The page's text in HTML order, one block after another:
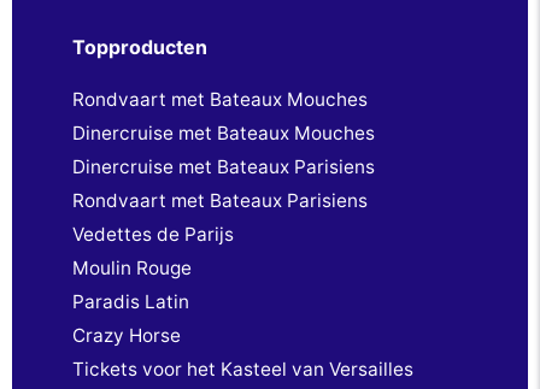
Topproducten
Rondvaart met Bateaux Mouches
Dinercruise met Bateaux Mouches
Dinercruise met Bateaux Parisiens
Rondvaart met Bateaux Parisiens
Vedettes de Parijs
Moulin Rouge
Paradis Latin
Crazy Horse
Tickets voor het Kasteel van Versailles